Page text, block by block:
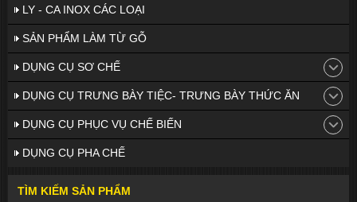
LY - CA INOX CÁC LOẠI
SẢN PHẨM LÀM TỪ GỖ
DỤNG CỤ SƠ CHẾ
DỤNG CỤ TRƯNG BÀY TIỆC- TRƯNG BÀY THỨC ĂN
DỤNG CỤ PHỤC VỤ CHẾ BIẾN
DỤNG CỤ PHA CHẾ
TÌM KIẾM SẢN PHẨM